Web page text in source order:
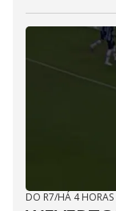
DO R7/HÁ 4 HORAS